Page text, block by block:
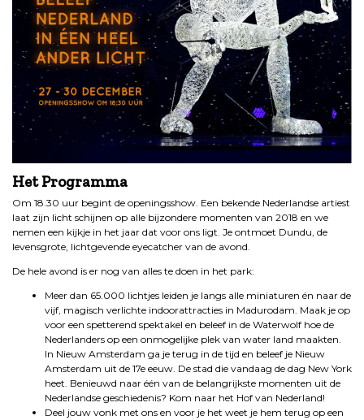
Het Programma
Om 18.30 uur begint de openingsshow. Een bekende Nederlandse artiest
laat zijn licht schijnen op alle bijzondere momenten van 2018 en we
nemen een kijkje in het jaar dat voor ons ligt. Je ontmoet Dundu, de
levensgrote, lichtgevende eyecatcher van de avond.
De hele avond is er nog van alles te doen in het park:
Meer dan 65.000 lichtjes leiden je langs alle miniaturen én naar de
vijf, magisch verlichte indoorattracties in Madurodam. Maak je op
voor een spetterend spektakel en beleef in de Waterwolf hoe de
Nederlanders op een onmogelijke plek van water land maakten.
In Nieuw Amsterdam ga je terug in de tijd en beleef je Nieuw
Amsterdam uit de 17e eeuw. De stad die vandaag de dag New York
heet. Benieuwd naar één van de belangrijkste momenten uit de
Nederlandse geschiedenis? Kom naar het Hof van Nederland!
Deel jouw vonk met ons en voor je het weet je hem terug op een